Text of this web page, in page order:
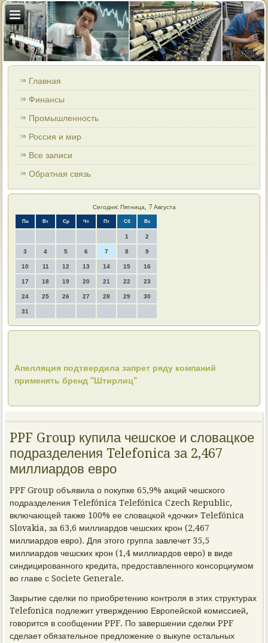
Главная
Финансы
Промышленность
Россия и мир
Все записи
Обратная связь
Сегодня: Пятница, 7 Августа
Пн Вт Ср Чт Пт Сб Вс
1 2
3 4 5 6 7 8 9
10 11 12 13 14 15 16
17 18 19 20 21 22 23
24 25 26 27 28 29 30
31
Апелляция подтвердила запрет ряду компаний
применять бренд "Штирлиц"
PPF Group купила чешское и словацкое
подразделения Telefonica за 2,467
миллиардов евро
PPF Group объявила о покупке 65,9% акций чешского
подразделения Тelefónica Telefónica Czech Republic,
включающей также 100% ее словацкой «дочки» Telefónica
Slovakia, за 63,6 миллиардов чешских крон (2,467
миллиардов евро). Для этого группа завлечет 35,5
миллиардов чешских крон (1,4 миллиардов евро) в виде
синдицированного кредита, предоставленного консорциумом
во главе с Societe Generale.
Закрытие сделки по приобретению контроля в этих структурах
Telefonica подлежит утверждению Европейской комиссией,
говорится в сообщении PPF. По завершении сделки PPF
сделает обязательное предложение о выкупе остальных